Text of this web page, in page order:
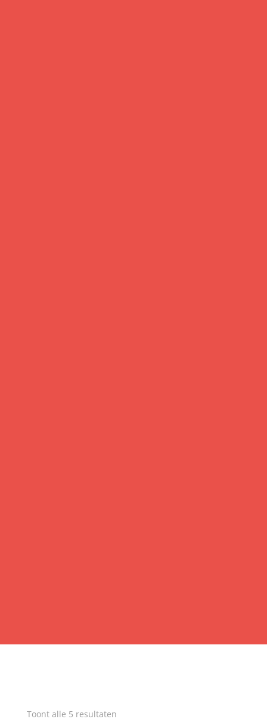
Toont alle 5 resultatenGesorteerd